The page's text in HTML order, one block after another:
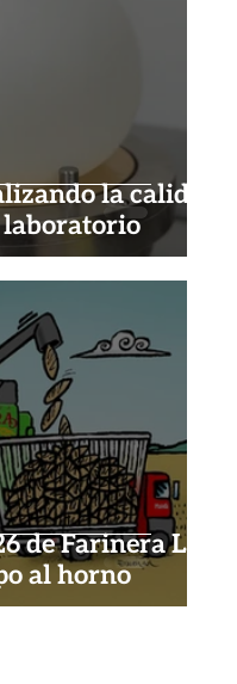
la calidad
laboratorio
de Farinera La
al horno